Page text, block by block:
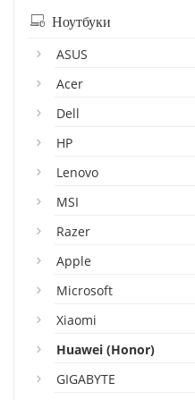
Ноутбуки
ASUS
Acer
Dell
HP
Lenovo
MSI
Razer
Apple
Microsoft
Xiaomi
Huawei (Honor)
GIGABYTE